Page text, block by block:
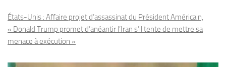
États-Unis : Affaire projet d’assassinat du Président Américain,
« Donald Trump promet d’anéantir l’Iran s’il tente de mettre sa
menace à exécution »